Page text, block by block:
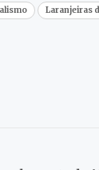
Laranjeiras